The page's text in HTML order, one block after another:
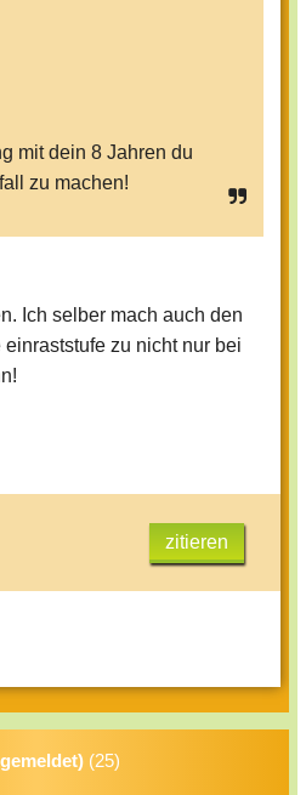
mit dein 8 Jahren du
zu machen!
Ich selber mach auch den
zu nicht nur bei
zitieren
(25)